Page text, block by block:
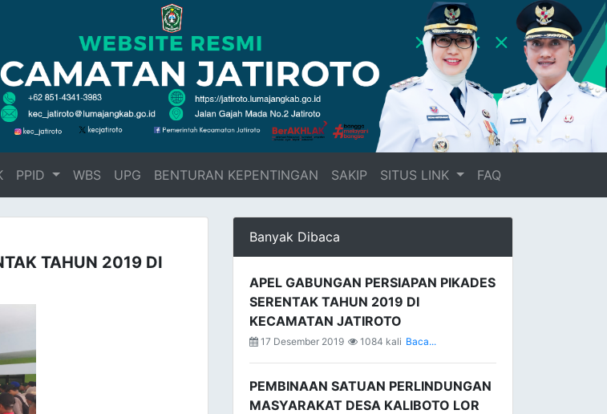
PPID WBS UPG BENTURAN KEPENTINGAN SAKIP SITUS LINK FAQ
TAHUN 2019 DI
Banyak Dibaca
APEL GABUNGAN PERSIAPAN PIKADES
SERENTAK TAHUN 2019 DI
KECAMATAN JATIROTO
17 Desember 2019 1084 kali Baca...
PEMBINAAN SATUAN PERLINDUNGAN
MASYARAKAT DESA KALIBOTO LOR